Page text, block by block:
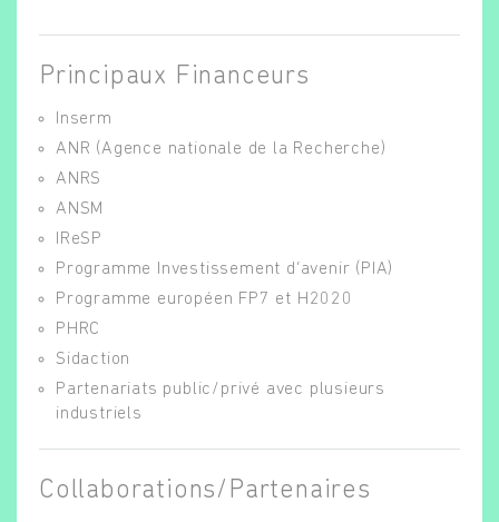
Principaux Financeurs
Inserm
ANR (Agence nationale de la Recherche)
ANRS
ANSM
IReSP
Programme Investissement d’avenir (PIA)
Programme européen FP7 et H2020
PHRC
Sidaction
Partenariats public/privé avec plusieurs
industriels
Collaborations/Partenaires